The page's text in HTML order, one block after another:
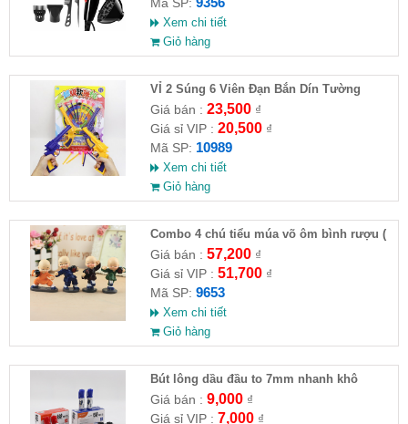
Xem chi tiết
Giỏ hàng
VỈ 2 Súng 6 Viên Đạn Bắn Dín Tường
Giá bán : 23,500₫
Giá sỉ VIP : 20,500₫
Mã SP: 10989
Xem chi tiết
Giỏ hàng
Combo 4 chú tiểu múa võ ôm bình rượu (
HĐ )
Giá bán : 57,200₫
Giá sỉ VIP : 51,700₫
Mã SP: 9653
Xem chi tiết
Giỏ hàng
Bút lông dầu đầu to 7mm nhanh khô
Giá bán : 9,000₫
Giá sỉ VIP : 7,000₫